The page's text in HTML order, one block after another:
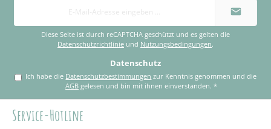
E-
Adresse
Diese Seite ist durch reCAPTCHA geschützt und es gelten die
Datenschutzrichtlinie und Nutzungsbedingungen.
Datenschutz
Ich habe die Datenschutzbestimmungen
AGB gelesen und bin mit ihnen einverstanden.*
Service-Hotline